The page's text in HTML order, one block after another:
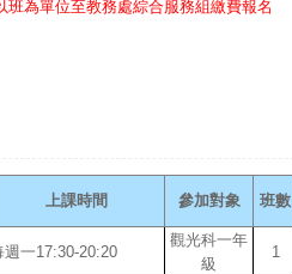
為單位至教務處綜合服務組繳費報名
上課時間 參加對象 班數
週一17:30-20:20
觀光科一年
級
1